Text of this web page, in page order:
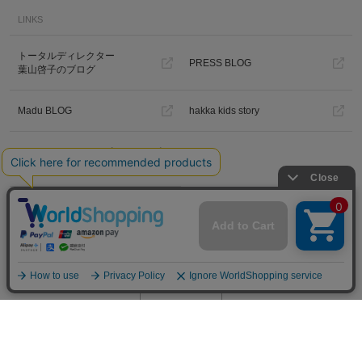
LINKS
トータルディレクター
葉山啓子のブログ
PRESS BLOG
Madu BLOG hakka kids story
Hakka Online Shopギフトラッピ
ング
プライバシーポリシー